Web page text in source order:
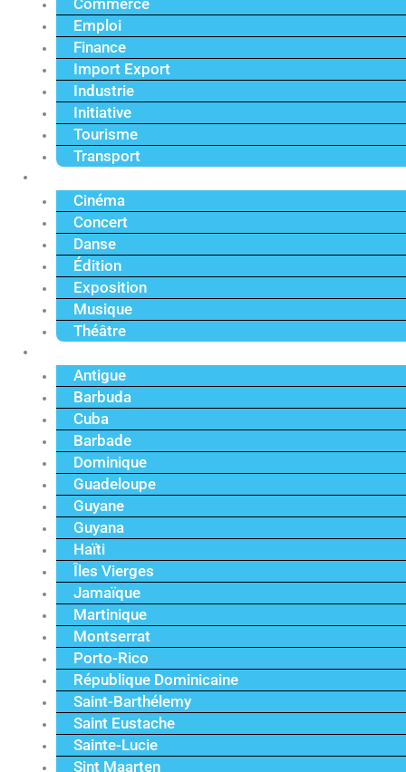
Commerce
Emploi
Finance
Import Export
Industrie
Initiative
Tourisme
Transport
Cinéma
Concert
Danse
Édition
Exposition
Musique
Théâtre
Antigue
Barbuda
Cuba
Barbade
Dominique
Guadeloupe
Guyane
Guyana
Haïti
Îles Vierges
Jamaïque
Martinique
Montserrat
Porto-Rico
République Dominicaine
Saint-Barthélemy
Saint Eustache
Sainte-Lucie
Sint Maarten